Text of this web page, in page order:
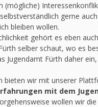
(mögliche)
gerne
bleiben wollen.
gehört es eben
selber schaut, wo es
Jugendamt Fürth daher
bieten wir mit unserer
mit dem
wollen wir